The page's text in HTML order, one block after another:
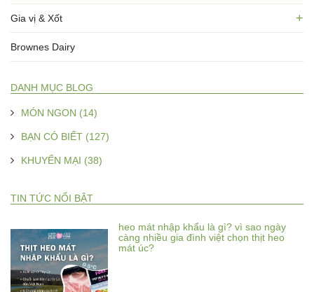
Gia vị & Xốt +
Brownes Dairy
DANH MỤC BLOG
MÓN NGON (14)
BẠN CÓ BIẾT (127)
KHUYẾN MẠI (38)
TIN TỨC NỔI BẬT
heo mát nhập khẩu là gì? vì sao ngày
càng nhiều gia đình việt chọn thịt heo
mát úc?